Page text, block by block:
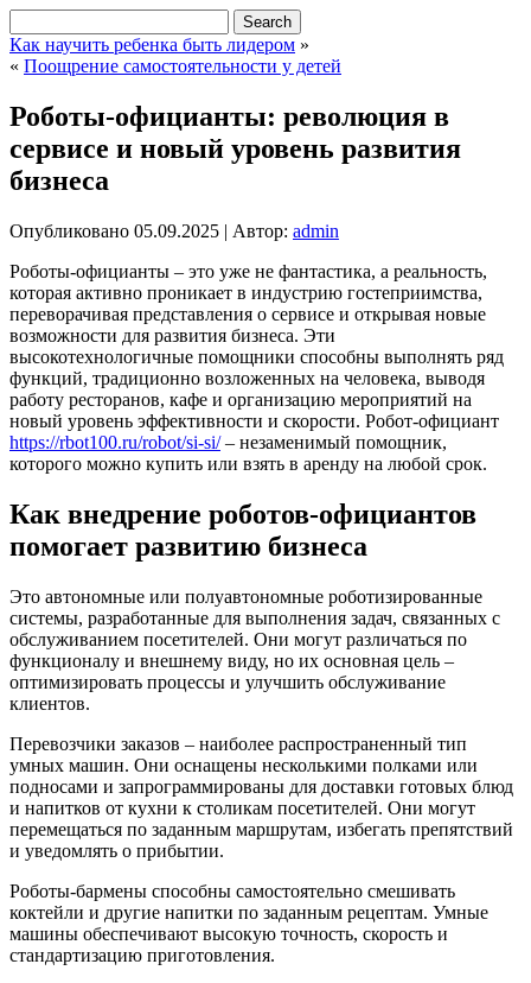
Как научить ребенка быть лидером »
« Поощрение самостоятельности у детей
Роботы-официанты: революция в
сервисе и новый уровень развития
бизнеса
Опубликовано 05.09.2025 | Автор: admin
Роботы-официанты – это уже не фантастика, а реальность,
которая активно проникает в индустрию гостеприимства,
переворачивая представления о сервисе и открывая новые
возможности для развития бизнеса. Эти
высокотехнологичные помощники способны выполнять ряд
функций, традиционно возложенных на человека, выводя
работу ресторанов, кафе и организацию мероприятий на
новый уровень эффективности и скорости. Робот-официант
https://rbot100.ru/robot/si-si/– незаменимый помощник,
которого можно купить или взять в аренду на любой срок.
Как внедрение роботов-официантов
помогает развитию бизнеса
Это автономные или полуавтономные роботизированные
системы, разработанные для выполнения задач, связанных с
обслуживанием посетителей. Они могут различаться по
функционалу и внешнему виду, но их основная цель –
оптимизировать процессы и улучшить обслуживание
клиентов.
Перевозчики заказов – наиболее распространенный тип
умных машин. Они оснащены несколькими полками или
подносами и запрограммированы для доставки готовых блюд
и напитков от кухни к столикам посетителей. Они могут
перемещаться по заданным маршрутам, избегать препятствий
и уведомлять о прибытии.
Роботы-бармены способны самостоятельно смешивать
коктейли и другие напитки по заданным рецептам. Умные
машины обеспечивают высокую точность, скорость и
стандартизацию приготовления.